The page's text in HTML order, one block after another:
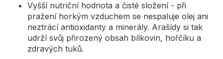
Vyšší nutriční hodnota a čisté složení - při
pražení horkým vzduchem se nespaluje olej ani
neztrácí antioxidanty a minerály. Arašídy si tak
udrží svůj přirozený obsah bílkovin, hořčíku a
zdravých tuků.